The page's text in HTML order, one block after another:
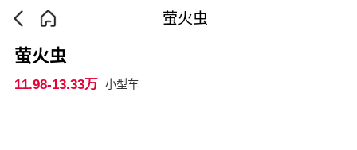
萤火虫
萤火虫
11.98-13.33万 小型车